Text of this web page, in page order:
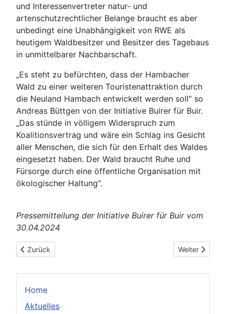
Home
Aktuelles
und Interessenvertreter natur- und
artenschutzrechtlicher Belange braucht es aber
unbedingt eine Unabhängigkeit von RWE als
heutigem Waldbesitzer und Besitzer des Tagebaus
in unmittelbarer Nachbarschaft.
„Es steht zu befürchten, dass der Hambacher
Wald zu einer weiteren Touristenattraktion durch
die Neuland Hambach entwickelt werden soll“ so
Andreas Büttgen von der Initiative Buirer für Buir.
„Das stünde in völligem Widerspruch zum
Koalitionsvertrag und wäre ein Schlag ins Gesicht
aller Menschen, die sich für den Erhalt des Waldes
eingesetzt haben. Der Wald braucht Ruhe und
Fürsorge durch eine öffentliche Organisation mit
ökologischer Haltung“.
Pressemitteilung der Initiative Buirer für Buir vom
30.04.2024
Vorheriger Beitrag: Waldvernetzung Hambacher Wald mit
Zurück Nächster
Weiter